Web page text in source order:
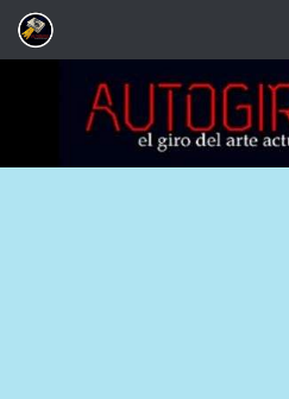
Saltar al contenido